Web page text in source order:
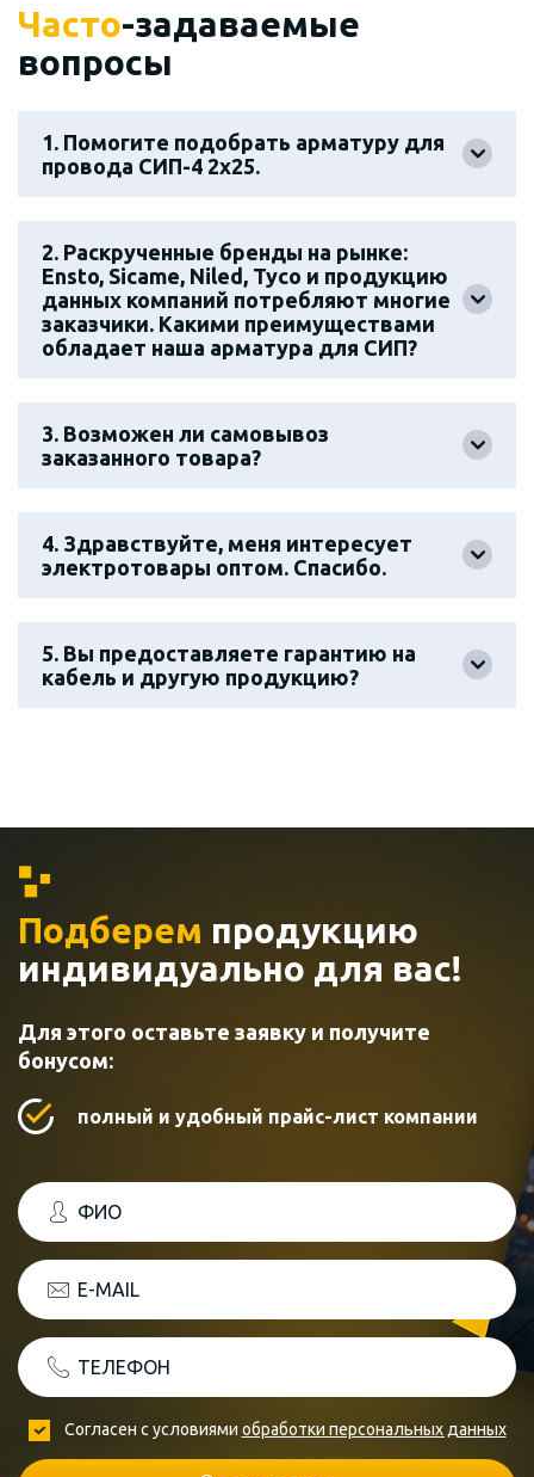
Часто-задаваемые
вопросы
1. Помогите подобрать арматуру для
провода СИП-4 2х25.
2. Раскрученные бренды на рынке:
Ensto, Sicame, Niled, Tyco и продукцию
данных компаний потребляют многие
заказчики. Какими преимуществами
обладает наша арматура для СИП?
3. Возможен ли самовывоз
заказанного товара?
4. Здравствуйте, меня интересует
электротовары оптом. Спасибо.
5. Вы предоставляете гарантию на
кабель и другую продукцию?
Подберем продукцию
индивидуально для вас!
Для этого оставьте заявку и получите
бонусом:
полный и удобный прайс-лист компании
ФИО
E-MAIL
ТЕЛЕФОН
Согласен с условиями обработки персональных данных